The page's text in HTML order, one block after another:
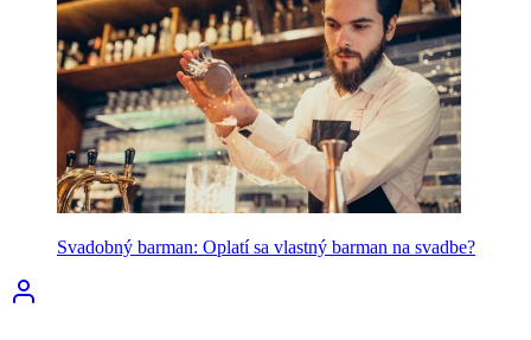
Svadobný barman: Oplatí sa vlastný barman na svadbe?